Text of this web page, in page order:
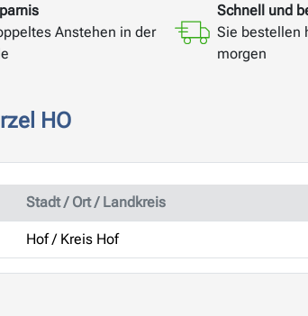
Anstehen in der
Schnell und
Sie bestellen
morgen
HO
Stadt / Ort / Landkreis
Hof / Kreis Hof